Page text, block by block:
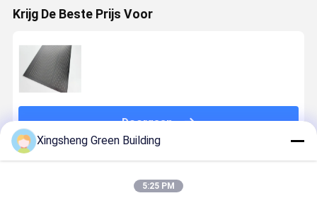
Krijg De Beste Prijs Voor
Doorgaan
Xingsheng Green Building
5:25 PM